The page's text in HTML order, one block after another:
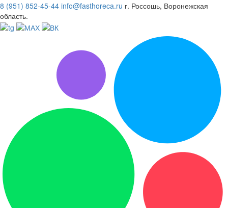
8 (951) 852-45-44 info@fasthoreca.ru г. Россошь, Воронежская
область.